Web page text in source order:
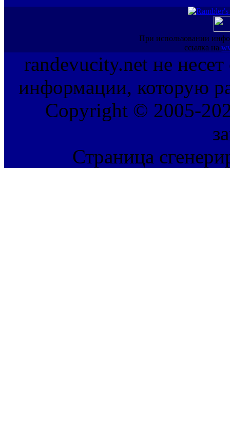
При использовании
ссылка на
randevucity.net не несет
информации, которую
Copyright © 2005-
Страница